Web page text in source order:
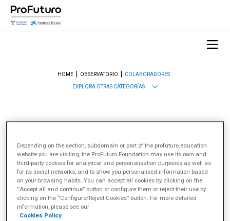
HOME OBSERVATORIO
COLABORADORES
EXPLORA OTRAS CATEGORÍAS
El Observatorio ProFuturo tiene la suerte de contar con
un gran grupo de expertos en múltiples áreas de la
educación y la tecnología que nos ayuda a llevar a cabo
nuestro objetivo de analizar, cada semana, qué se
cuece en el mundo de la innovación educativa. Son
nuestros colaboradores y te los presentamos en esta
sección. Conócelos.
Depending on the section, subdomain or part of the profuturo.education
website you are visiting, the ProFuturo Foundation may use its own and
third-party cookies for analytical and personalisation purposes as well as
for its social networks, and to show you personalised information based
on your browsing habits. You can accept all cookies by clicking on the
“Accept all and continue” button or configure them or reject their use by
clicking on the “Configure/Reject Cookies” button. For more detailed
information, please see our
Cookies Policy